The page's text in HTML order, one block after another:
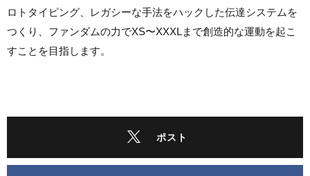
ロトタイピング、レガシーな手法をハックした伝達システムを
つくり、ファンダムの力でXS〜XXXLまで創造的な運動を起こ
すことを目指します。
ポスト